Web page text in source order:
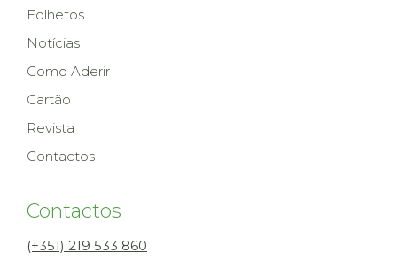
Folhetos
Notícias
Como Aderir
Cartão
Revista
Contactos
Contactos
(+351) 219 533 860